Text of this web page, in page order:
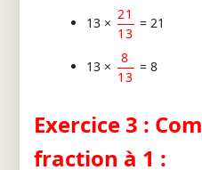
13 ×
21
13
= 21
13 ×
8
13
= 8
Exercice 3 :
fraction à 1 :